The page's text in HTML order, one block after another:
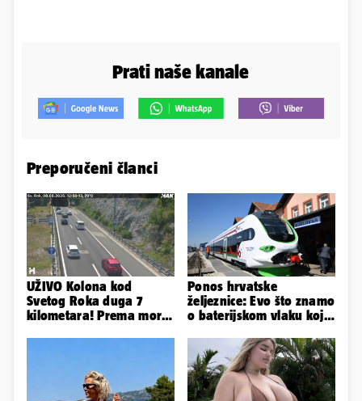
Prati naše kanale
Preporučeni članci
UŽIVO Kolona kod
Svetog Roka duga 7
kilometara! Prema moru
Ponos hrvatske
željeznice: Evo što znamo
o baterijskom vlaku koji